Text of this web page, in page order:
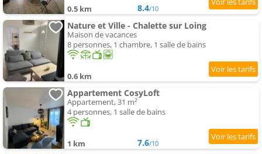
0.5 km 8.4/10
Nature et Ville - Chalette sur Loing
Maison de vacances
8 personnes, 1 chambre, 1 salle de bains
0.6 km
Appartement CosyLoft
Appartement, 31 m²
4 personnes, 1 salle de bains
1 km 7.6/10